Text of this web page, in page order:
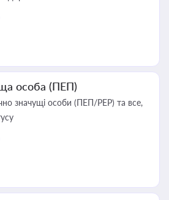
особа (ПЕП)
значущі особи (ПЕП/PEP) та все,